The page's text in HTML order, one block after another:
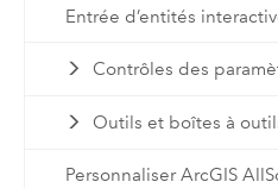
Entrée d’entités
Contrôles des
Outils et boîtes à
Personnaliser ArcGIS